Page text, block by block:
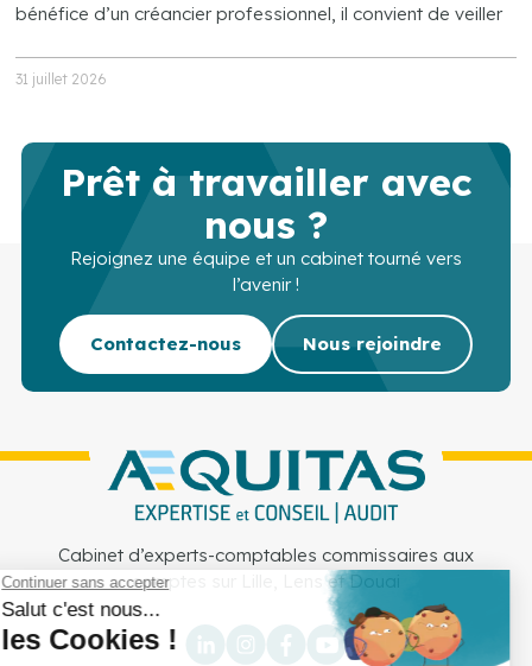
bénéfice d’un créancier professionnel, il convient de veiller
31 juillet 2026
Prêt à travailler avec
nous ?
Rejoignez une équipe et un cabinet tourné vers
l’avenir !
Contactez-nous Nous rejoindre
Cabinet d’experts-comptables commissaires aux
comptes sur Lille, Lens et Douai